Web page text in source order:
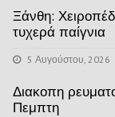
Ξάνθη:
τυχερά παίγνια
5 Αυγούστου, 2026
Διακοπη
Πεμπτη